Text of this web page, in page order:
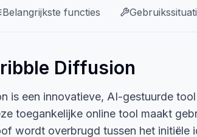
Belangrijkste functies
Diffusion
is een innovatieve, AI-gestuurde
toegankelijke online tool maakt
wordt overbrugd tussen het initiële